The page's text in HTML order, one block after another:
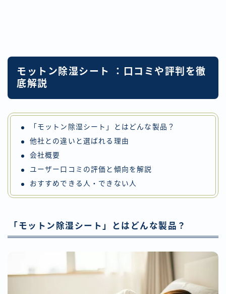
モットン除湿シート ：口コミや評判を徹
底解説
「モットン除湿シート」とはどんな製品？
他社との違いと選ばれる理由
会社概要
ユーザー口コミの評価と傾向を解説
おすすめできる人・できない人
「モットン除湿シート」とはどんな製品？